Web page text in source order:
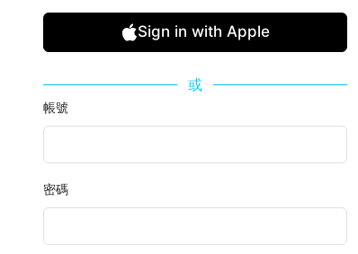
Sign in with Apple
或
帳號
密碼